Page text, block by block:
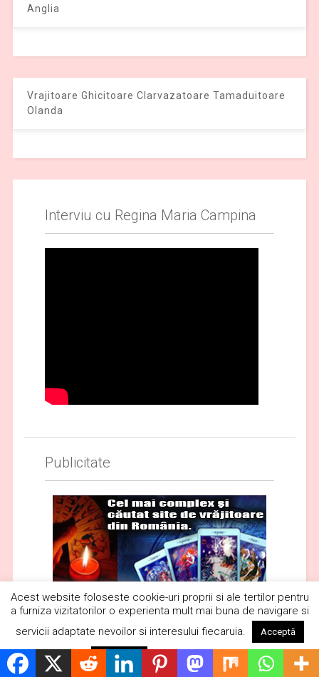
Anglia
Vrajitoare Ghicitoare Clarvazatoare Tamaduitoare
Olanda
Interviu cu Regina Maria Campina
Publicitate
Acest website foloseste cookie-uri proprii si ale tertilor pentru
a furniza vizitatorilor o experienta mult mai buna de navigare si
servicii adaptate nevoilor si interesului fiecaruia.
Acceptă
Respinge Citește mai mult